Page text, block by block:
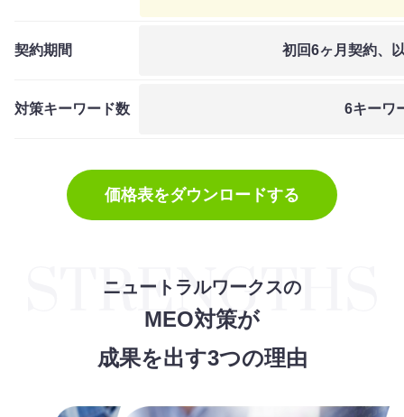
契約期間 初回6ヶ月契約、
対策キーワード数 6キーワ
価格表をダウンロードする
ニュートラルワークスの
MEO対策が
成果を出す3つの理由